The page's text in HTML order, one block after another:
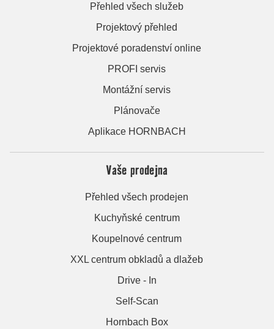
Přehled všech služeb
Projektový přehled
Projektové poradenství online
PROFI servis
Montážní servis
Plánovače
Aplikace HORNBACH
Vaše prodejna
Přehled všech prodejen
Kuchyňské centrum
Koupelnové centrum
XXL centrum obkladů a dlažeb
Drive - In
Self-Scan
Hornbach Box